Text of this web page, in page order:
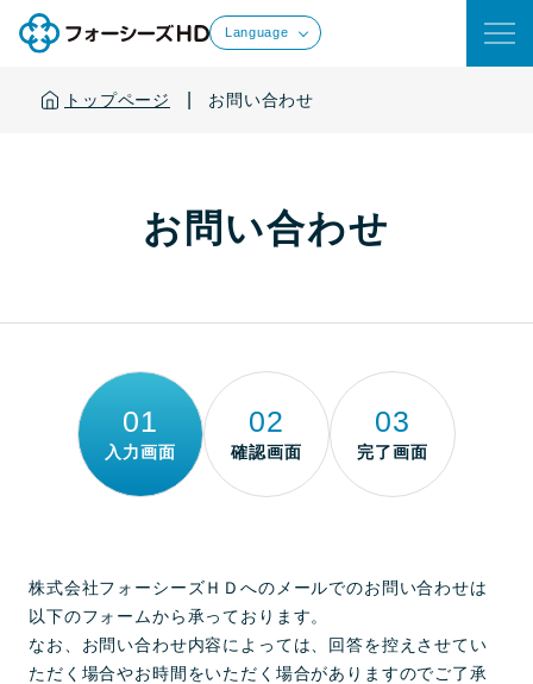
Language
トップページ お問い合わせ
お問い合わせ
01
入力画面
02
確認画面
03
完了画面
株式会社フォーシーズＨＤへのメールでのお問い合わせは
以下のフォームから承っております。
なお、お問い合わせ内容によっては、回答を控えさせてい
ただく場合やお時間をいただく場合がありますのでご了承